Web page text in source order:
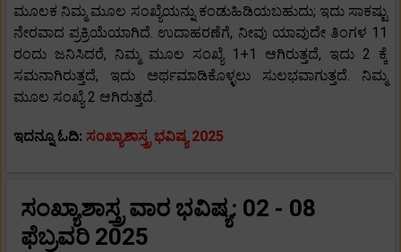
ಮೂಲಕ ನಿಮ್ಮ ಮೂಲ ಸಂಖ್ಯೆಯನ್ನು ಕಂಡುಹಿಡಿಯಬಹುದು; ಇದು ಸಾಕಷ್ಟು
ನೇರವಾದ ಪ್ರಕ್ರಿಯೆಯಾಗಿದೆ. ಉದಾಹರಣೆಗೆ, ನೀವು ಯಾವುದೇ ತಿಂಗಳ 11
ರಂದು ಜನಿಸಿದರೆ, ನಿಮ್ಮ ಮೂಲ ಸಂಖ್ಯೆ 1+1 ಆಗಿರುತ್ತದೆ, ಇದು 2 ಕ್ಕೆ
ಸಮನಾಗಿರುತ್ತದೆ, ಇದು ಅರ್ಥಮಾಡಿಕೊಳ್ಳಲು ಸುಲಭವಾಗುತ್ತದೆ. ನಿಮ್ಮ
ಮೂಲ ಸಂಖ್ಯೆ 2 ಆಗಿರುತ್ತದೆ.
ಇದನ್ನೂ ಓದಿ: ಸಂಖ್ಯಾಶಾಸ್ತ್ರ ಭವಿಷ್ಯ 2025
ಸಂಖ್ಯಾಶಾಸ್ತ್ರ ವಾರ ಭವಿಷ್ಯ: 02 - 08
ಫೆಬ್ರವರಿ 2025